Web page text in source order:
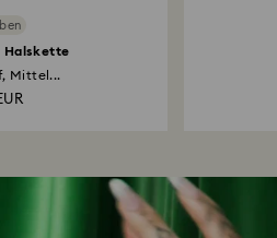
Halskette
Mittel...